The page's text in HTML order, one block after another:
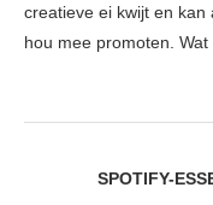
creatieve ei kwijt en kan
hou mee promoten.
SPOTIFY-